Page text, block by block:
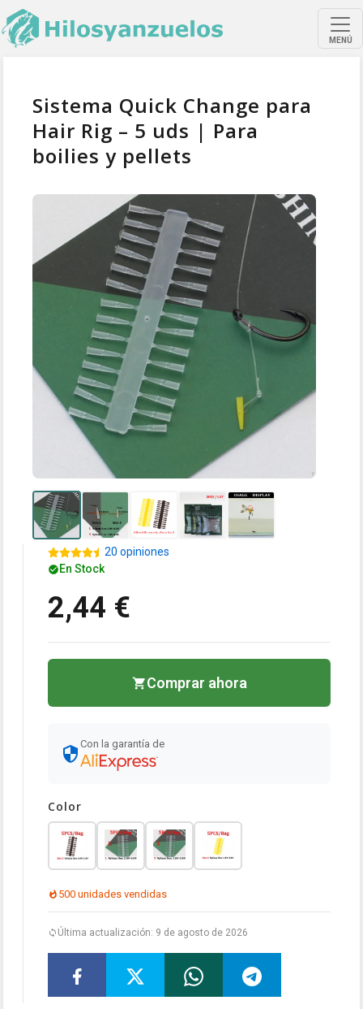
MENÚ
Sistema Quick Change para
Hair Rig – 5 uds | Para
boilies y pellets
20 opiniones
En Stock
2,44 €
Comprar ahora
Con la garantía de
Color
500 unidades vendidas
Última actualización: 9 de agosto de 2026